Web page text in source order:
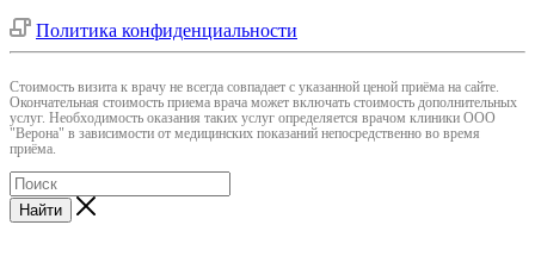
Политика конфиденциальности
Cтоимость визита к врачу не всегда совпадает с указанной ценой приёма на сайте.
Окончательная стоимость приема врача может включать стоимость дополнительных
услуг. Необходимость оказания таких услуг определяется врачом клиники ООО
"Верона" в зависимости от медицинских показаний непосредственно во время
приёма.
Найти